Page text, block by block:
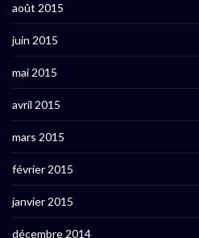
août 2015
juin 2015
mai 2015
avril 2015
mars 2015
février 2015
janvier 2015
décembre 2014